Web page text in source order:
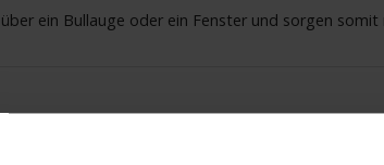
ein Bullauge oder ein Fenster und sorgen
€ 8 pro Tag enthalten.